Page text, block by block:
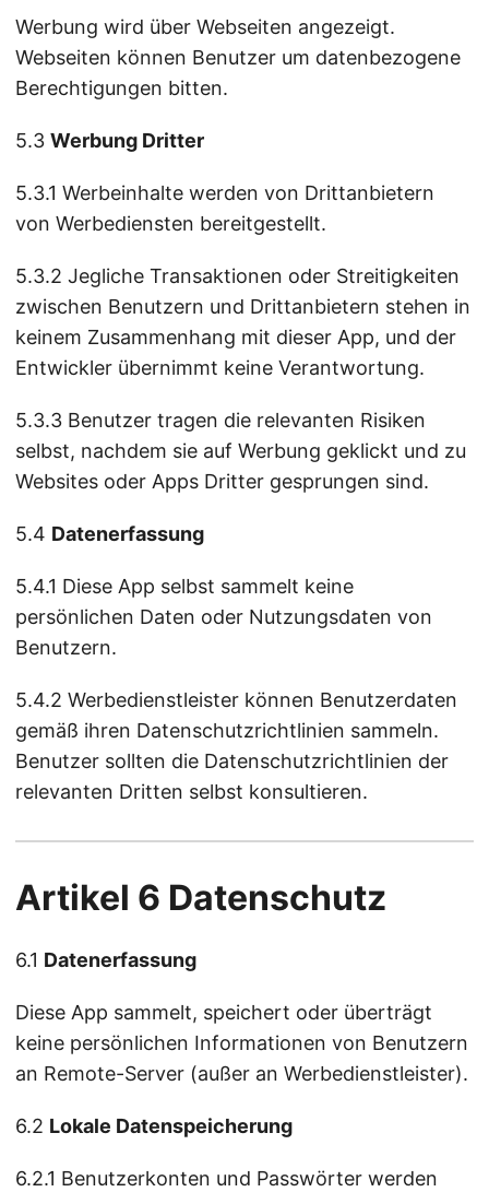
Werbung wird über Webseiten angezeigt.
Webseiten können Benutzer um datenbezogene
Berechtigungen bitten.
5.3 Werbung Dritter
5.3.1 Werbeinhalte werden von Drittanbietern
von Werbediensten bereitgestellt.
5.3.2 Jegliche Transaktionen oder Streitigkeiten
zwischen Benutzern und Drittanbietern stehen in
keinem Zusammenhang mit dieser App, und der
Entwickler übernimmt keine Verantwortung.
5.3.3 Benutzer tragen die relevanten Risiken
selbst, nachdem sie auf Werbung geklickt und zu
Websites oder Apps Dritter gesprungen sind.
5.4 Datenerfassung
5.4.1 Diese App selbst sammelt keine
persönlichen Daten oder Nutzungsdaten von
Benutzern.
5.4.2 Werbedienstleister können Benutzerdaten
gemäß ihren Datenschutzrichtlinien sammeln.
Benutzer sollten die Datenschutzrichtlinien der
relevanten Dritten selbst konsultieren.
Artikel 6 Datenschutz
6.1 Datenerfassung
Diese App sammelt, speichert oder überträgt
keine persönlichen Informationen von Benutzern
an Remote-Server (außer an Werbedienstleister).
6.2 Lokale Datenspeicherung
6.2.1 Benutzerkonten und Passwörter werden